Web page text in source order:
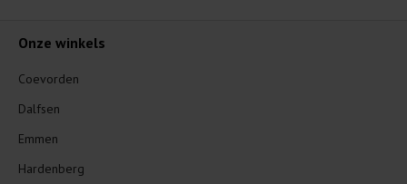
Onze winkels
Coevorden
Dalfsen
Emmen
Hardenberg